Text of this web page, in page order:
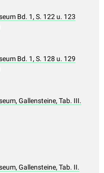
Bd. 1, S. 122 u. 123
Bd. 1, S. 128 u. 129
Gallensteine, Tab. III.
Gallensteine, Tab. II.